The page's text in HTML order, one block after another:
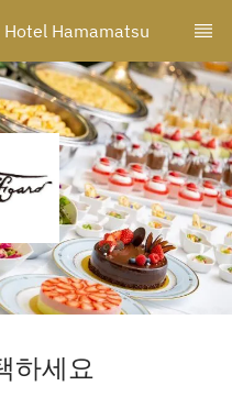
Hotel Hamamatsu
하세요